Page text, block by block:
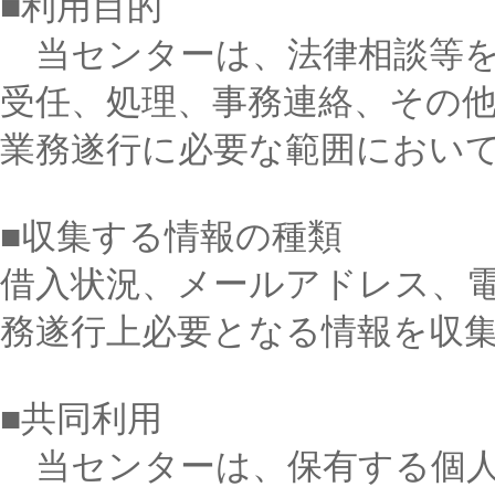
当センターは、法律相談等
受任、処理、事務連絡、その
業務遂行に必要な範囲におい
■収集する情報の種類
借入状況、メールアドレス、
務遂行上必要となる情報を収
■共同利用
当センターは、保有する個